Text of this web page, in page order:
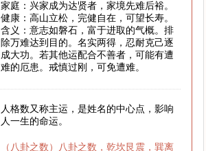
家庭：兴家成为达贤者，家境先难后裕。
健康：高山立松，完健自在，可望长寿。
含义：意志如磐石，富于进取的气概。排
除万难达到目的。名实两得，忍耐克己逐
成大功。若其他运配合不善者，可能有遭
难的厄患。戒慎过刚，可免遭难。
人格数又称主运，是姓名的中心点，影响
人一生的命运。
（八卦之数）八卦之数，乾坎艮震，巽离